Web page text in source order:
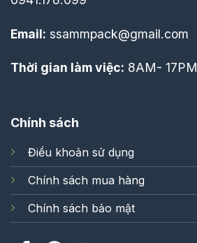
Email: ssammpack@gmail.com
Thời gian làm việc: 8AM- 17PM
Chính sách
Điều khoản sử dụng
Chính sách mua hàng
Chính sách bảo mật